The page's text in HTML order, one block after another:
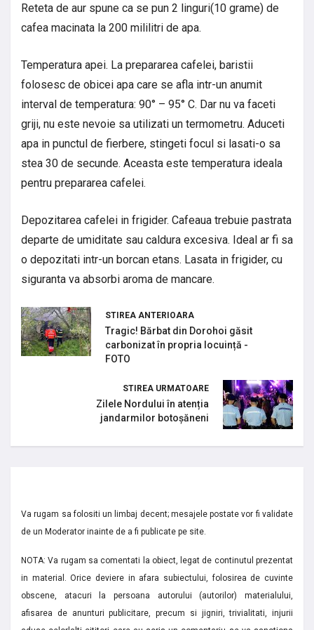
Reteta de aur spune ca se pun 2 linguri(10 grame) de
cafea macinata la 200 mililitri de apa.
Temperatura apei. La prepararea cafelei, baristii
folosesc de obicei apa care se afla intr-un anumit
interval de temperatura: 90° – 95° C. Dar nu va faceti
griji, nu este nevoie sa utilizati un termometru. Aduceti
apa in punctul de fierbere, stingeti focul si lasati-o sa
stea 30 de secunde. Aceasta este temperatura ideala
pentru prepararea cafelei.
Depozitarea cafelei in frigider. Cafeaua trebuie pastrata
departe de umiditate sau caldura excesiva. Ideal ar fi sa
o depozitati intr-un borcan etans. Lasata in frigider, cu
siguranta va absorbi aroma de mancare.
STIREA ANTERIOARA
Tragic! Bărbat din Dorohoi găsit
carbonizat în propria locuință -
FOTO
STIREA URMATOARE
Zilele Nordului în atenția
jandarmilor botoșăneni
Va rugam sa folositi un limbaj decent; mesajele postate vor fi validate
de un Moderator inainte de a fi publicate pe site.
NOTA: Va rugam sa comentati la obiect, legat de continutul prezentat
in material. Orice deviere in afara subiectului, folosirea de cuvinte
obscene, atacuri la persoana autorului (autorilor) materialului,
afisarea de anunturi publicitare, precum si jigniri, trivialitati, injurii